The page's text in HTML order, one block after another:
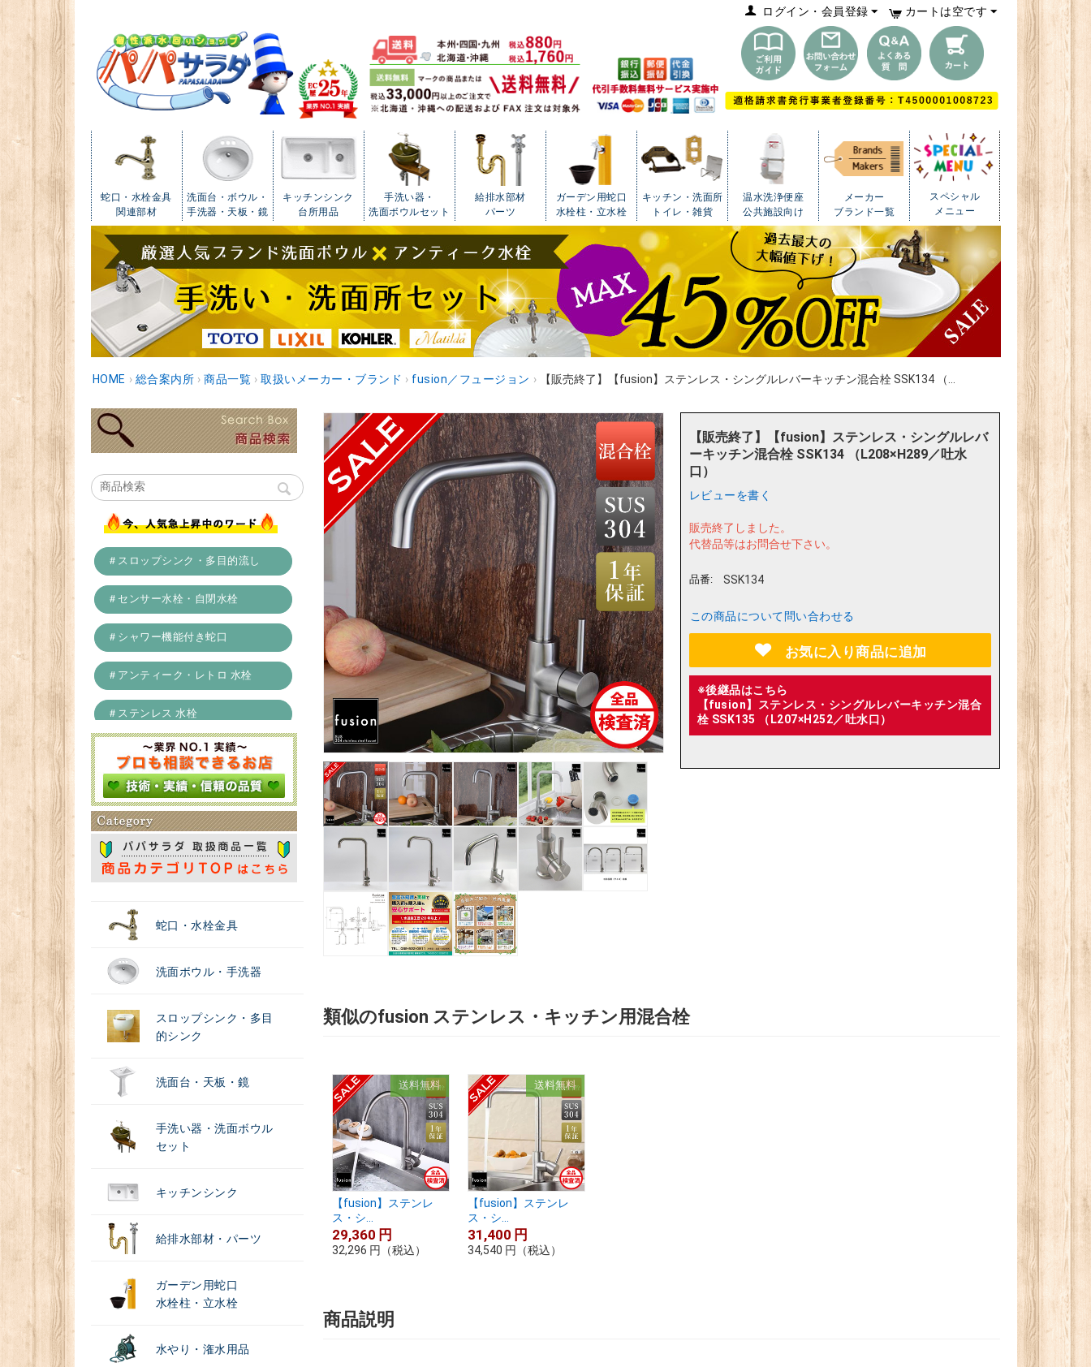
カートは空です
ログイン・会員登録
蛇口・水栓金具
関連部材
洗面台・ボウル・
手洗器・天板・鏡
キッチンシンク
台所用品
手洗い器・
洗面ボウルセット
給排水部材
パーツ
ガーデン用蛇口
水栓柱・立水栓
キッチン・洗面所
トイレ・雑貨
温水洗浄便座
公共施設向け
メーカー
ブランド一覧
スペシャル
メニュー
HOME › 総合案内所 › 商品一覧 › 取扱いメーカー・ブランド › fusion／フュージョン › 【販売終了】【fusion】ステンレス・シングルレバーキッチン混合栓 SSK134 （...
＃スロップシンク・多目的流し
＃センサー水栓・自閉水栓
＃シャワー機能付き蛇口
＃アンティーク・レトロ 水栓
＃ステンレス 水栓
＃浄水器
蛇口・水栓金具
洗面ボウル・手洗器
スロップシンク・多目
的シンク
洗面台・天板・鏡
手洗い器・洗面ボウル
セット
キッチンシンク
給排水部材・パーツ
ガーデン用蛇口
水栓柱・立水栓
水やり・潅水用品
【販売終了】【fusion】ステンレス・シングルレバ
ーキッチン混合栓 SSK134 （L208×H289／吐水
口）
レビューを書く
販売終了しました。
代替品等はお問合せ下さい。
品番: SSK134
この商品について問い合わせる
お気に入り商品に追加
※後継品はこちら
【fusion】ステンレス・シングルレバーキッチン混合
栓 SSK135 （L207×H252／吐水口）
送料無料
【fusion】ステンレ
ス・シ...
29,360 円
32,296 円 （税込）
送料無料
【fusion】ステンレ
ス・シ...
31,400 円
34,540 円 （税込）
商品説明